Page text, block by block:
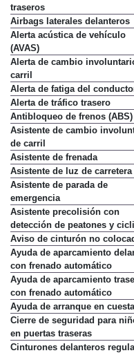
traseros
Airbags laterales delanteros
Alerta acústica de vehículo
(AVAS)
Alerta de cambio
carril
Alerta de fatiga del
Alerta de tráfico trasero
Antibloqueo de frenos (ABS)
Asistente de cambio
de carril
Asistente de frenada
Asistente de luz de carretera
Asistente de parada de
emergencia
Asistente precolisión con
detección de peatones y
Aviso de cinturón no
Ayuda de aparcamiento
con frenado automático
Ayuda de aparcamiento
con frenado automático
Ayuda de arranque en cuesta
Cierre de seguridad para
en puertas traseras
Cinturones delanteros